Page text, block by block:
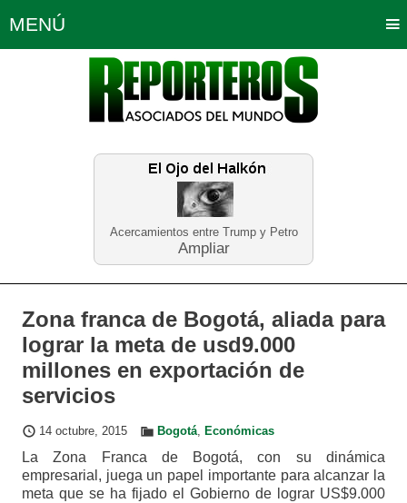
Acercamientos entre Trump y Petro
Ampliar
MENÚ
Política Opinión Bogotá
Planeta Tierra Deportes
Educación Neira
Zona franca de Bogotá, aliada para
lograr la meta de usd9.000
millones en exportación de
servicios
14 octubre, 2015 Bogotá, Económicas
La Zona Franca de Bogotá, con su dinámica
empresarial, juega un papel importante para alcanzar la
meta que se ha fijado el Gobierno de lograr US$9.000